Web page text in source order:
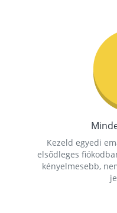
Kezeld egyedi
elsődleges
kényelmesebb,